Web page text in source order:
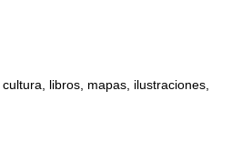
libros, mapas, ilustraciones,